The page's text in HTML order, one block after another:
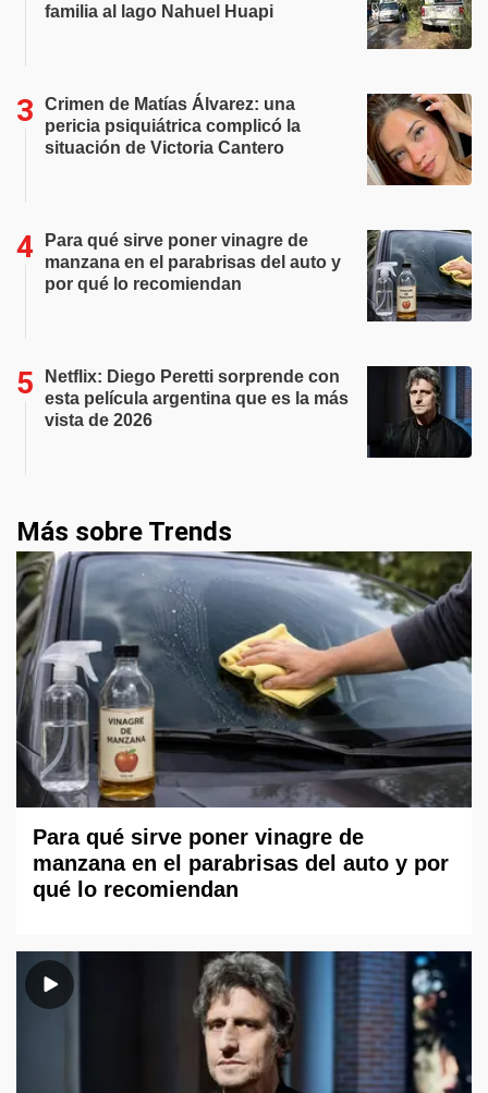
familia al lago Nahuel Huapi
Crimen de Matías Álvarez: una
pericia psiquiátrica complicó la
situación de Victoria Cantero
Para qué sirve poner vinagre de
manzana en el parabrisas del auto y
por qué lo recomiendan
Netflix: Diego Peretti sorprende con
esta película argentina que es la más
vista de 2026
Más sobre Trends
Para qué sirve poner vinagre de
manzana en el parabrisas del auto y por
qué lo recomiendan